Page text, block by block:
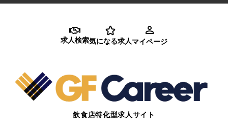
求人検索気になる求人マイページ
飲食店特化型求人サイト